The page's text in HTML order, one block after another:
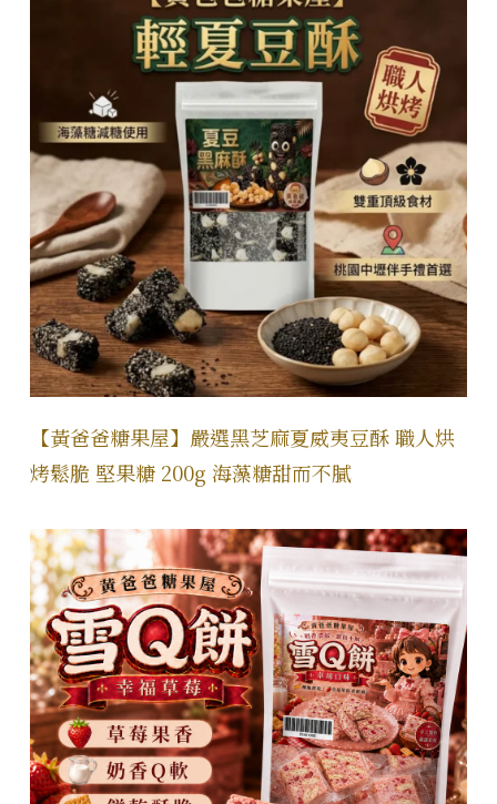
【黃爸爸糖果屋】嚴選黑芝麻夏威夷豆酥 職人烘
烤鬆脆 堅果糖 200g 海藻糖甜而不膩